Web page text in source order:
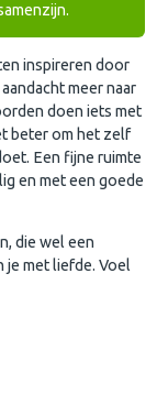
inspireren door
meer naar
doen iets met
beter om het zelf
Een fijne ruimte
en met een goede
die wel een
je met liefde. Voel